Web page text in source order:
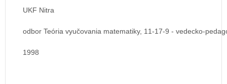
UKF Nitra
odbor Teória vyučovania matematiky,
1998